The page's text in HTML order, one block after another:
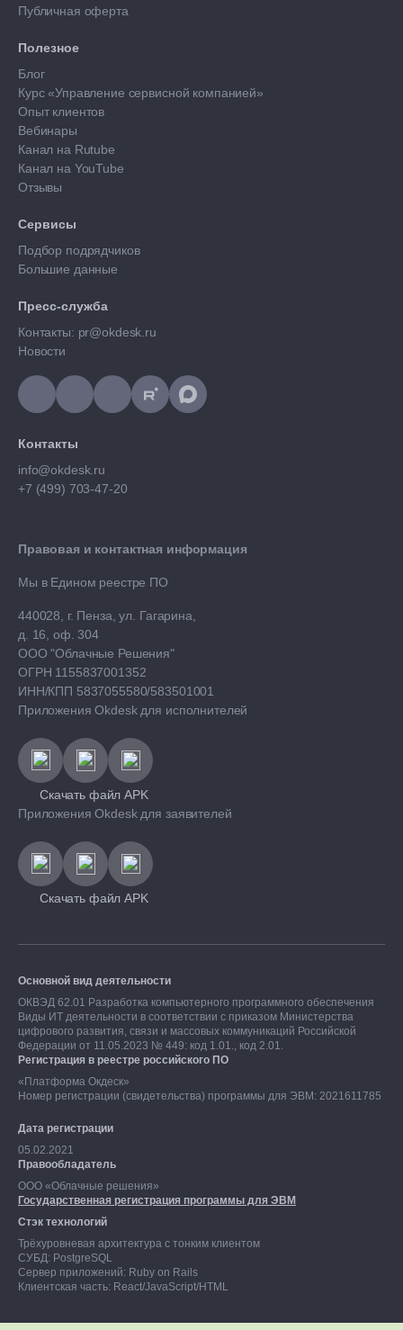
Правовая и контактная информация
Мы в Едином реестре ПО
440028, г. Пенза, ул. Гагарина,
д. 16, оф. 304
ООО "Облачные Решения"
ОГРН 1155837001352
ИНН/КПП 5837055580/583501001
Приложения Okdesk для исполнителей
Скачать файл APK
Приложения Okdesk для заявителей
Скачать файл APK
Публичная оферта
Полезное
Блог
Курс «Управление сервисной компанией»
Опыт клиентов
Вебинары
Канал на Rutube
Канал на YouTube
Отзывы
Сервисы
Подбор подрядчиков
Большие данные
Пресс-служба
Контакты: pr@okdesk.ru
Новости
Контакты
info@okdesk.ru
+7 (499) 703-47-20
Основной вид деятельности
ОКВЭД 62.01 Разработка компьютерного программного обеспечения
Виды ИТ деятельности в соответствии с приказом Министерства
цифрового развития, связи и массовых коммуникаций Российской
Федерации от 11.05.2023 № 449: код 1.01., код 2.01.
Регистрация в реестре российского ПО
«Платформа Окдеск»
Номер регистрации (свидетельства) программы для ЭВМ: 2021611785
Дата регистрации
05.02.2021
Правообладатель
ООО «Облачные решения»
Государственная регистрация программы для ЭВМ
Стэк технологий
Трёхуровневая архитектура с тонким клиентом
СУБД: PostgreSQL
Сервер приложений: Ruby on Rails
Клиентская часть: React/JavaScript/HTML